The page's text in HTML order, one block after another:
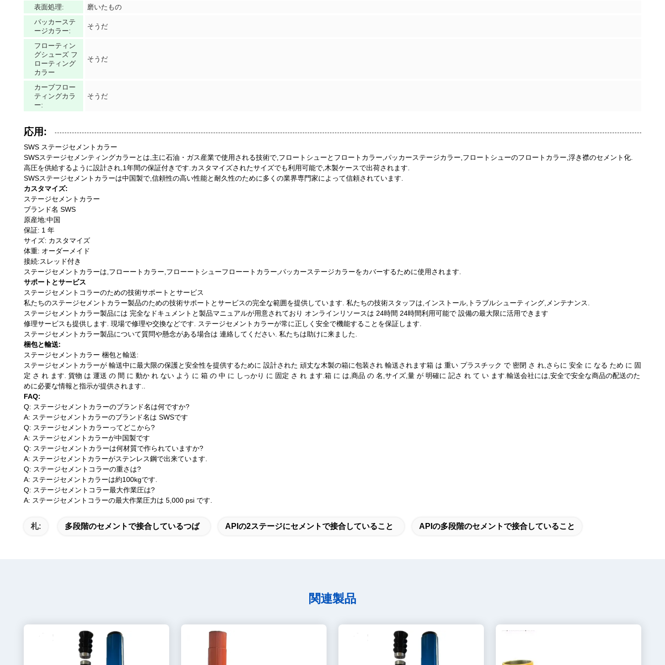
表面処理:
磨いたもの
パッカーステ
ージカラー:
そうだ
フローティン
グシューズ フ
ローティング
カラー
そうだ
カーブフロー
ティングカラ
ー:
そうだ
応用:
SWS ステージセメントカラー
SWSステージセメンティングカラーとは,主に石油・ガス産業で使用される技術で,フロートシューとフロートカラー,パッカーステージカラー,フロートシューのフロートカラー,浮き襟のセメント化.
高圧を供給するように設計され,1年間の保証付きです.カスタマイズされたサイズでも利用可能で,木製ケースで出荷されます.
SWSステージセメントカラーは中国製で,信頼性の高い性能と耐久性のために多くの業界専門家によって信頼されています.
カスタマイズ:
ステージセメントカラー
ブランド名 SWS
原産地:中国
保証: 1 年
サイズ: カスタマイズ
体重: オーダーメイド
接続:スレッド付き
ステージセメントカラーは,フローートカラー,フローートシューフローートカラー,パッカーステージカラーをカバーするために使用されます.
サポートとサービス
ステージセメントコラーのための技術サポートとサービス
私たちのステージセメントカラー製品のための技術サポートとサービスの完全な範囲を提供しています. 私たちの技術スタッフは,インストール,トラブルシューティング,メンテナンス.
ステージセメントカラー製品には 完全なドキュメントと製品マニュアルが用意されており オンラインリソースは 24時間 24時間利用可能で 設備の最大限に活用できます
修理サービスも提供します. 現場で修理や交換などです. ステージセメントカラーが常に正しく安全で機能することを保証します.
ステージセメントカラー製品について質問や懸念がある場合は 連絡してください. 私たちは助けに来ました.
梱包と輸送:
ステージセメントカラー 梱包と輸送:
ステージセメントカラーが 輸送中に最大限の保護と安全性を提供するために 設計された 頑丈な木製の箱に包装され 輸送されます箱 は 重い プラスチック で 密閉 さ れ,さらに 安全 に なる ため に 固
定 さ れ ます. 貨物 は 運送 の 間 に 動か れ ない よう に 箱 の 中 に しっかり に 固定 さ れ ます.箱 に は,商品 の 名,サイズ,量 が 明確に 記さ れ て い ます.輸送会社には,安全で安全な商品の配送のた
めに必要な情報と指示が提供されます..
FAQ:
Q: ステージセメントカラーのブランド名は何ですか?
A: ステージセメントカラーのブランド名は SWSです
Q: ステージセメントカラーってどこから?
A: ステージセメントカラーが中国製です
Q: ステージセメントカラーは何材質で作られていますか?
A: ステージセメントカラーがステンレス鋼で出来ています.
Q: ステージセメントコラーの重さは?
A: ステージセメントカラーは約100kgです.
Q: ステージセメントコラー最大作業圧は?
A: ステージセメントコラーの最大作業圧力は 5,000 psi です.
札: 多段階のセメントで接合しているつば APIの2ステージにセメントで接合していること APIの多段階のセメントで接合していること
関連製品